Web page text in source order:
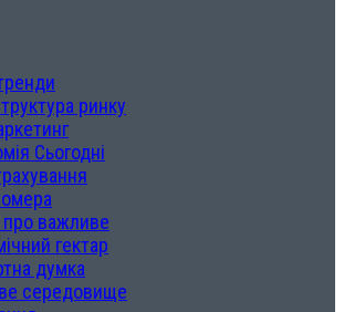
ринку
Сьогодні
важливе
гектар
думка
середовище